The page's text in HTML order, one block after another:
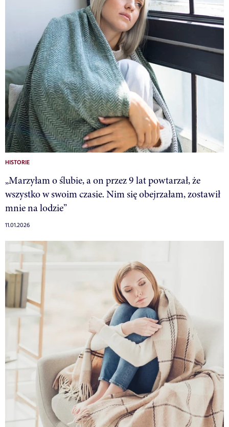
HISTORIE
„Marzyłam o ślubie, a on przez 9 lat powtarzał, że
wszystko w swoim czasie. Nim się obejrzałam, zostawił
mnie na lodzie”
11.01.2026